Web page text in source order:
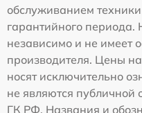
обслуживанием
гарантийного периода.
независимо и не имеет
производителя. Цены
носят исключительно
не являются публичной
ГК РФ. Названия и